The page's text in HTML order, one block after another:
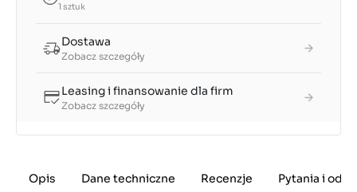
1 sztuk
Dostawa
Zobacz szczegóły
Leasing i finansowanie dla firm
Zobacz szczegóły
Opis Dane techniczne Recenzje Pytania i